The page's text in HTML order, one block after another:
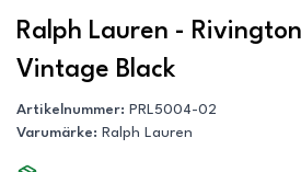
Ralph Lauren -
Vintage Black
Artikelnummer: PRL5004-02
Varumärke: Ralph Lauren